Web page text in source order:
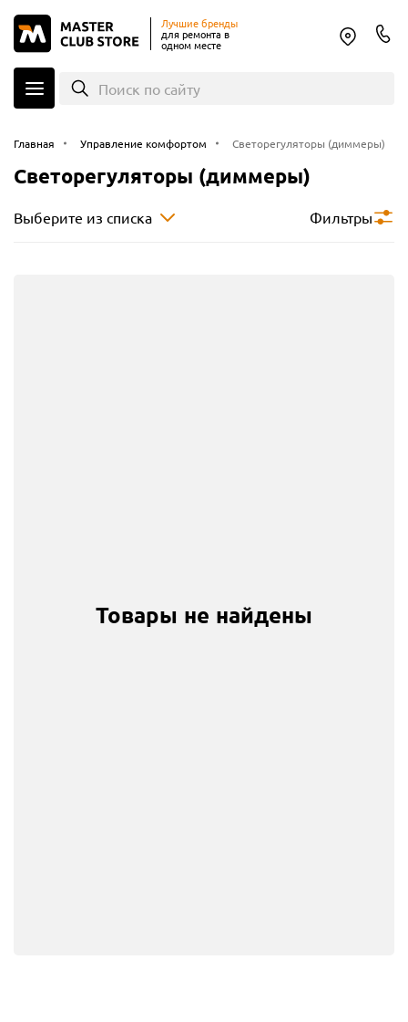
Лучшие бренды
для ремонта в
одном месте
Поиск по сайту
Главная Управление комфортом Светорегуляторы (диммеры)
Светорегуляторы (диммеры)
Выберите из списка Фильтры
Товары не найдены